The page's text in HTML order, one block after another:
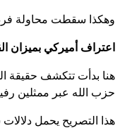
وهكذا سقطت محاولة فرض
اعتراف أميركي بميزان
هنا بدأت تتكشف حقيقة
حزب الله عبر ممثلين
هذا التصريح يحمل